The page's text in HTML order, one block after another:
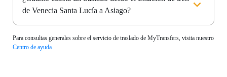
de Venecia Santa Lucía a Asiago?
Para consultas generales sobre el servicio de traslado de MyTransfers, visita nuestro
Centro de ayuda